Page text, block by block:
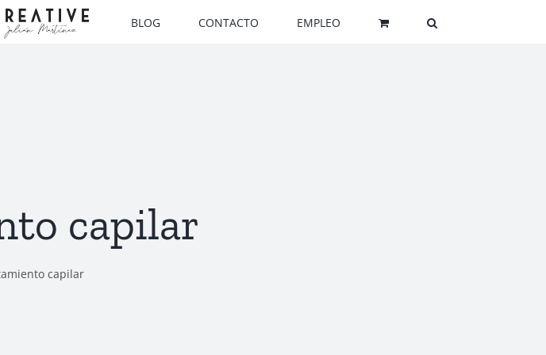
BLOG CONTACTO EMPLEO
capilar
capilar